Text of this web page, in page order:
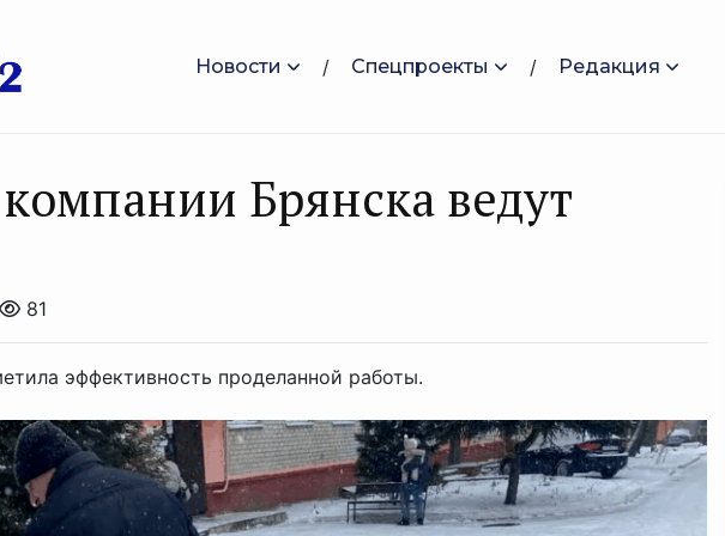
Новости Спецпроекты Редакция
Брянска ведут
81
эффективность проделанной работы.